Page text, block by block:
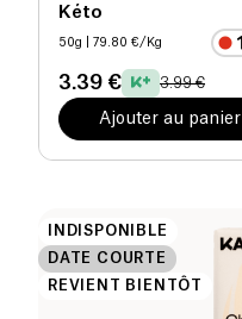
Kéto
50g | 79.80 €/Kg
3.39 € 3.99 €
Ajouter au panier
INDISPONIBLE
DATE COURTE
REVIENT BIENTÔT